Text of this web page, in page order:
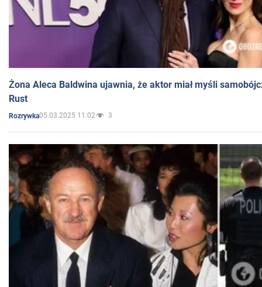
Żona Aleca Baldwina ujawnia, że aktor miał myśli
Rust
Rozrywka05.03.2025 11:02 3